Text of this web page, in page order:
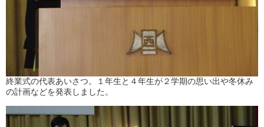
終業式の代表あいさつ。１年生と４年生が２学期の思い出や冬休み
の計画などを発表しました。